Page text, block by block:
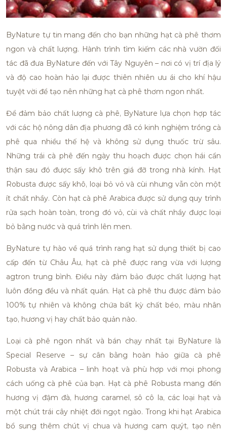
ByNature tự tin mang đến cho bạn những hạt cà phê thơm
ngon và chất lượng. Hành trình tìm kiếm các nhà vườn đối
tác đã đưa ByNature đến với Tây Nguyên – nơi có vị trí địa lý
và độ cao hoàn hảo lại được thiên nhiên ưu ái cho khí hậu
tuyệt vời để tạo nên những hạt cà phê thơm ngon nhất.
Để đảm bảo chất lượng cà phê, ByNature lựa chọn hợp tác
với các hộ nông dân địa phương đã có kinh nghiệm trồng cà
phê qua nhiều thế hệ và không sử dụng thuốc trừ sâu.
Những trái cà phê đến ngày thu hoạch được chọn hái cẩn
thận sau đó được sấy khô trên giá đỡ trong nhà kính. Hạt
Robusta được sấy khô, loại bỏ vỏ và cùi nhưng vẫn còn một
ít chất nhầy. Còn hạt cà phê Arabica được sử dụng quy trình
rửa sạch hoàn toàn, trong đó vỏ, cùi và chất nhầy được loại
bỏ bằng nước và quá trình lên men.
ByNature tự hào về quá trình rang hạt sử dụng thiết bị cao
cấp đến từ Châu Âu, hạt cà phê được rang vừa với lượng
agtron trung bình. Điều này đảm bảo được chất lượng hạt
luôn đồng đều và nhất quán. Hạt cà phê thu được đảm bảo
100% tự nhiên và không chứa bất kỳ chất béo, màu nhân
tạo, hương vị hay chất bảo quản nào.
Loại cà phê ngon nhất và bán chạy nhất tại ByNature là
Special Reserve – sự cân bằng hoàn hảo giữa cà phê
Robusta và Arabica – linh hoạt và phù hợp với mọi phong
cách uống cà phê của bạn. Hạt cà phê Robusta mang đến
hương vị đậm đà, hương caramel, sô cô la, các loại hạt và
một chút trái cây nhiệt đới ngọt ngào. Trong khi hạt Arabica
bổ sung thêm chút vị chua và hương cam quýt, tạo nên